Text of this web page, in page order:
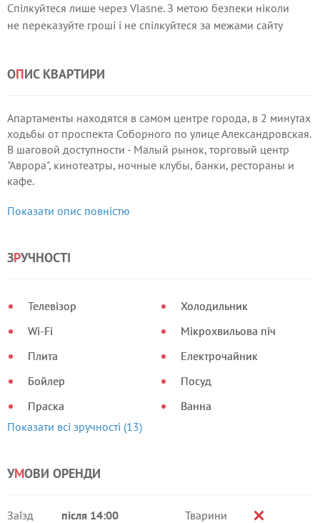
Спілкуйтеся лише через Vlasne. З метою безпеки ніколи
не переказуйте гроші і не спілкуйтеся за межами сайту
ОПИС КВАРТИРИ
Апартаменты находятся в самом центре города, в 2 минутах
ходьбы от проспекта Соборного по улице Александровская.
В шаговой доступности - Малый рынок, торговый центр
"Аврора", кинотеатры, ночные клубы, банки, рестораны и
кафе.
бытовая техника, интернет (Wi-Fi).
Показати опис повністю
ЗРУЧНОСТІ
Телевізор
Wi-Fi
Плита
Бойлер
Праска
Холодильник
Мікрохвильова піч
Електрочайник
Посуд
Ванна
Показати всі зручності (13)
УМОВИ ОРЕНДИ
Заїзд
після 14:00
Тварини